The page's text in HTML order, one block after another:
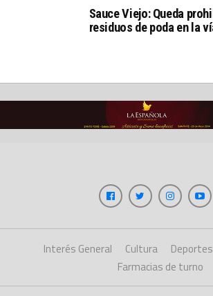
Sauce Viejo: Queda
residuos de poda en la
Interés General Cultura Deportes
Farmacias de turno